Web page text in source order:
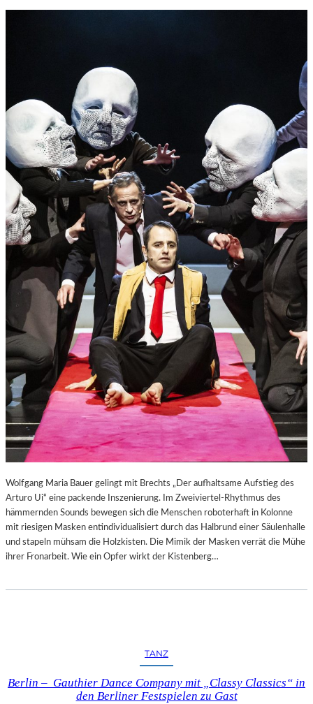
Wolfgang Maria Bauer gelingt mit Brechts „Der aufhaltsame Aufstieg des
Arturo Ui“ eine packende Inszenierung. Im Zweiviertel-Rhythmus des
hämmernden Sounds bewegen sich die Menschen roboterhaft in Kolonne
mit riesigen Masken entindividualisiert durch das Halbrund einer Säulenhalle
und stapeln mühsam die Holzkisten. Die Mimik der Masken verrät die Mühe
ihrer Fronarbeit. Wie ein Opfer wirkt der Kistenberg…
TANZ
Berlin – Gauthier Dance Company mit „Classy Classics“ in
den Berliner Festspielen zu Gast